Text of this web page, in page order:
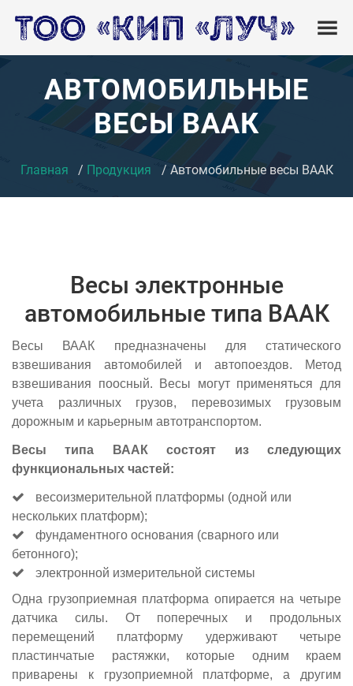
АВТОМОБИЛЬНЫЕ
ВЕСЫ ВААК
Главная Продукция Автомобильные весы ВААК
Весы электронные
автомобильные типа ВААК
Весы ВААК предназначены для статического
взвешивания автомобилей и автопоездов. Метод
взвешивания поосный. Весы могут применяться для
учета различных грузов, перевозимых грузовым
дорожным и карьерным автотранспортом.
Весы типа ВААК состоят из следующих
функциональных частей:
весоизмерительной платформы (одной или
нескольких платформ);
фундаментного основания (сварного или
бетонного);
электронной измерительной системы
Одна грузоприемная платформа опирается на четыре
датчика силы. От поперечных и продольных
перемещений платформу удерживают четыре
пластинчатые растяжки, которые одним краем
приварены к грузоприемной платформе, а другим